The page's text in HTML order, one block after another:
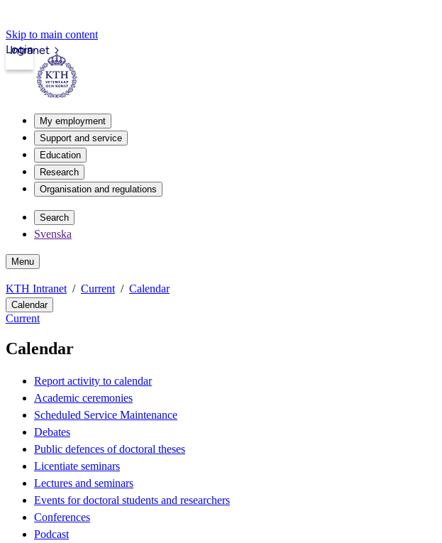
Skip to main content
Intranet
Login
My employment
Support and service
Education
Research
Organisation and regulations
Search
Svenska
Menu
KTH Intranet Current Calendar
Calendar
Current
Calendar
Report activity to calendar
Academic ceremonies
Scheduled Service Maintenance
Debates
Public defences of doctoral theses
Licentiate seminars
Lectures and seminars
Events for doctoral students and researchers
Conferences
Podcast